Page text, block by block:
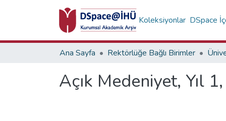
Koleksiyonlar DSpace
Ana Sayfa Rektörlüğe Bağlı Birimler
Açık Medeniyet, Yıl